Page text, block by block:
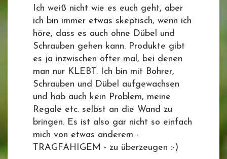
Ich weiß nicht wie es euch geht, aber
ich bin immer etwas skeptisch, wenn ich
höre, dass es auch ohne Dübel und
Schrauben gehen kann. Produkte gibt
es ja inzwischen öfter mal, bei denen
man nur KLEBT. Ich bin mit Bohrer,
Schrauben und Dübel aufgewachsen
und hab auch kein Problem, meine
Regale etc. selbst an die Wand zu
bringen. Es ist also gar nicht so einfach
mich von etwas anderem -
TRAGFÄHIGEM - zu überzeugen :-)